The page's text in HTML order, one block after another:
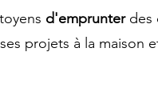
d'emprunter des
projets à la